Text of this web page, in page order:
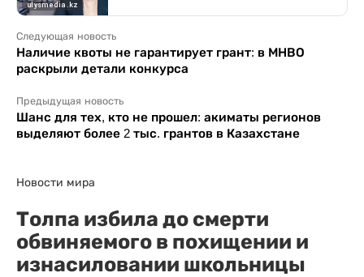
Следующая новость
Наличие квоты не гарантирует грант: в МНВО
раскрыли детали конкурса
Предыдущая новость
Шанс для тех, кто не прошел: акиматы регионов
выделяют более 2 тыс. грантов в Казахстане
Новости мира
Толпа избила до смерти
обвиняемого в похищении и
изнасиловании школьницы